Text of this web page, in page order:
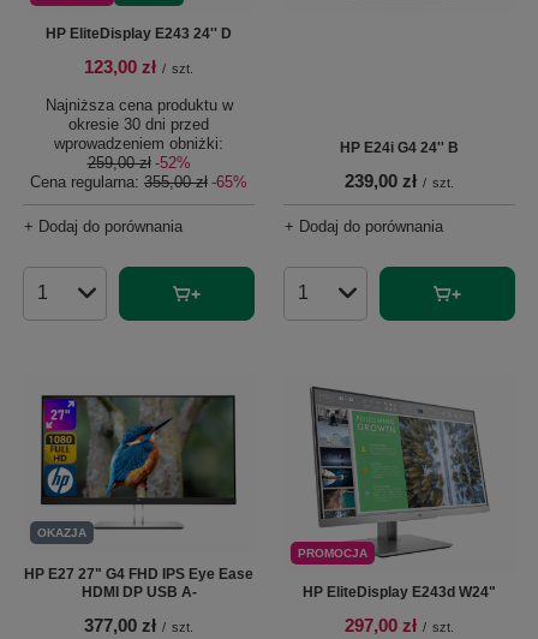
HP EliteDisplay E243 24'' D
123,00 zł / szt.
Najniższa cena produktu w
okresie 30 dni przed
wprowadzeniem obniżki:
259,00 zł -52%
Cena regularna: 355,00 zł -65%
+ Dodaj do porównania
Ilość produktów
HP E24i G4 24'' B
239,00 zł / szt.
+ Dodaj do porównania
Ilość produktów
OKAZJA
HP E27 27" G4 FHD IPS Eye Ease
HDMI DP USB A-
377,00 zł / szt.
PROMOCJA
HP EliteDisplay E243d W24"
297,00 zł / szt.